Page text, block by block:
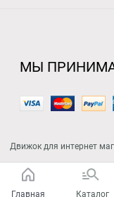
МЫ
Движок для интернет
Главная Каталог